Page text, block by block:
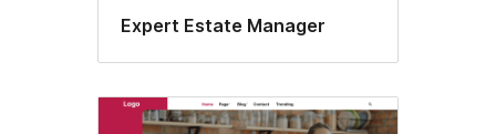
Expert Estate Manager